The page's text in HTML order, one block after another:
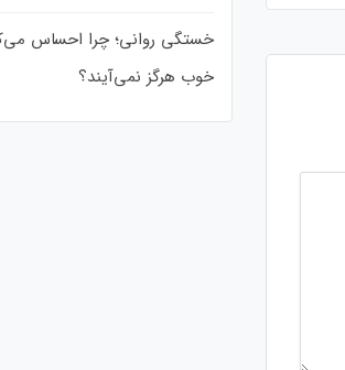
خستگی روانی؛ چرا احساس
خوب هرگز نمی‌آیند؟